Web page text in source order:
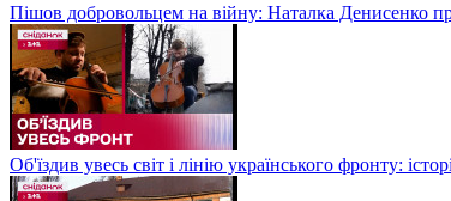
Пішов добровольцем на війну: Наталка Денисенко
Об'їздив увесь світ і лінію українського фронту: